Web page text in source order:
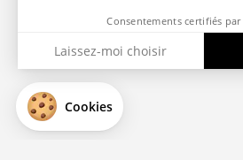
Consentements certifiés par
Laissez-moi choisir
Notre plateforme vous permet
Cookies